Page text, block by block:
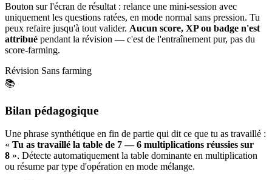
Bouton sur l'écran de résultat : relance une mini-session avec
uniquement les questions ratées, en mode normal sans pression. Tu
peux refaire jusqu'à tout valider. Aucun score, XP ou badge n'est
attribué pendant la révision — c'est de l'entraînement pur, pas du
score-farming.
Révision Sans farming
📚
Bilan pédagogique
Une phrase synthétique en fin de partie qui dit ce que tu as travaillé :
« Tu as travaillé la table de 7 — 6 multiplications réussies sur
8 ». Détecte automatiquement la table dominante en multiplication
ou résume par type d'opération en mode mélange.